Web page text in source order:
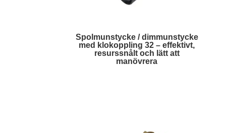
Spolmunstycke / dimmunstycke
med klokoppling 32 – effektivt,
resurssnålt och lätt att
manövrera